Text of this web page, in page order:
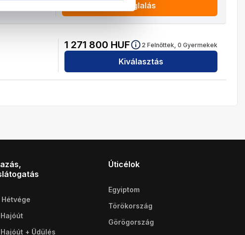
Foglalás
1 271 800 HUF 2 Felnőttek, 0 Gyermekek
Kiválasztás
+ Üdülés
Úticélok
Egyiptom
Törökország
Görögország